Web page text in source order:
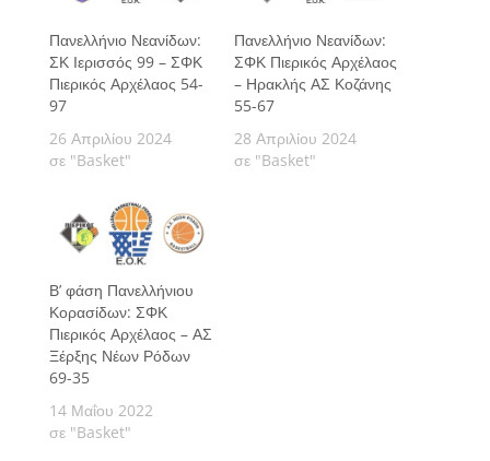
Πανελλήνιο Νεανίδων:
ΣΚ Ιερισσός 99 – ΣΦΚ
Πιερικός Αρχέλαος 54-
97
26 Απριλίου 2024
σε "Basket"
Πανελλήνιο Νεανίδων:
ΣΦΚ Πιερικός Αρχέλαος
– Ηρακλής ΑΣ Κοζάνης
55-67
28 Απριλίου 2024
σε "Basket"
Β’ φάση Πανελλήνιου
Κορασίδων: ΣΦΚ
Πιερικός Αρχέλαος – ΑΣ
Ξέρξης Νέων Ρόδων
69-35
14 Μαΐου 2022
σε "Basket"